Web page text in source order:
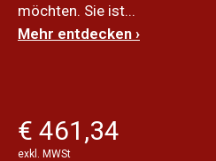
möchten. Sie ist...
Mehr entdecken ›
€ 461,34
exkl. MWSt